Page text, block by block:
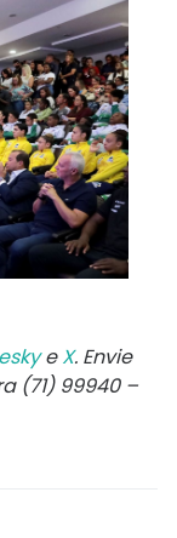
eX. Envie
(71) 99940 –